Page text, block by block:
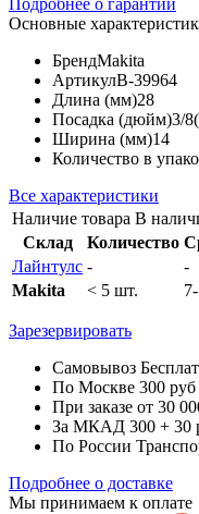
Подробнее о гарантии
Основные
БрендMakita
АртикулB-39964
Длина (мм)28
Посадка (дюйм)3/
Ширина (мм)14
Количество в
Все характеристики
Наличие товара В
Склад
Количество
Лайнтулс -
-
Makita
< 5 шт.
Зарезервировать
Самовывоз
По Москве 300 руб
При заказе от 30
За МКАД 300 + 30
По России
Подробнее о доставке
Мы принимаем к оплате